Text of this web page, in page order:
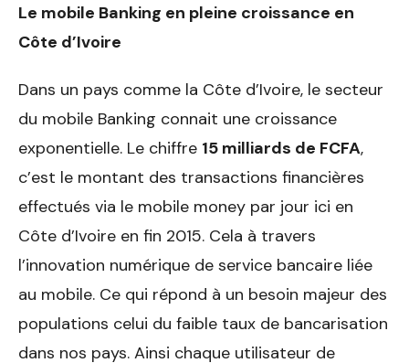
Le mobile Banking en pleine croissance en
Côte d’Ivoire
Dans un pays comme la Côte d’Ivoire, le secteur
du mobile Banking connait une croissance
exponentielle. Le chiffre 15 milliards de FCFA,
c’est le montant des transactions financières
effectués via le mobile money par jour ici en
Côte d’Ivoire en fin 2015. Cela à travers
l’innovation numérique de service bancaire liée
au mobile. Ce qui répond à un besoin majeur des
populations celui du faible taux de bancarisation
dans nos pays. Ainsi chaque utilisateur de